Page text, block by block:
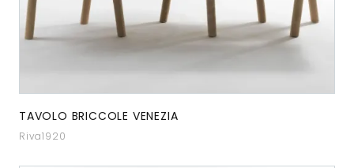
TAVOLO BRICCOLE VENEZIA
Riva1920